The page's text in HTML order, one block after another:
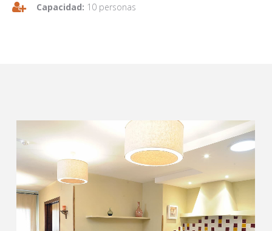
Capacidad: 10 personas